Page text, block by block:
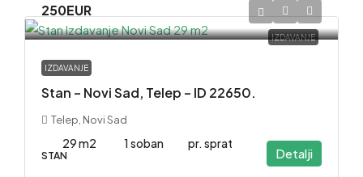
IZDAVANJE
250EUR
IZDAVANJE
Stan – Novi Sad, Telep – ID 22650.
Telep, Novi Sad
29 m2 1 soban pr. sprat
STAN Detalji